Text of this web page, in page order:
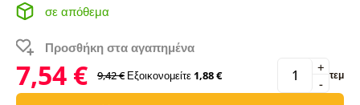
σε απόθεμα
Προσθήκη στα αγαπημένα
7,54 € 9,42 € Εξοικονομείτε1,88 € -
+ τεμ